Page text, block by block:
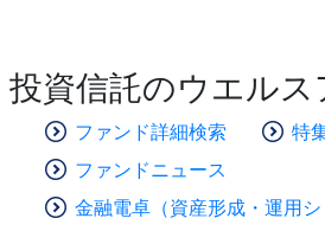
投資信託のウエル
ファンド詳細検索
特
ファンドニュース
金融電卓（資産形成・運用シ